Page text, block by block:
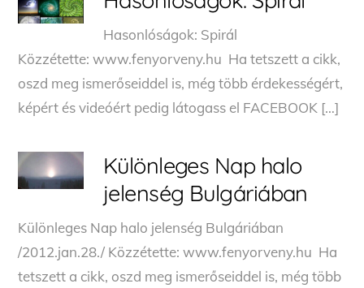
Hasonlóságok: Spirál
Közzétette: www.fenyorveny.hu Ha tetszett a cikk,
oszd meg ismerőseiddel is, még több érdekességért,
képért és videóért pedig látogass el FACEBOOK […]
Különleges Nap halo
jelenség Bulgáriában
Különleges Nap halo jelenség Bulgáriában
/2012.jan.28./ Közzétette: www.fenyorveny.hu Ha
tetszett a cikk, oszd meg ismerőseiddel is, még több